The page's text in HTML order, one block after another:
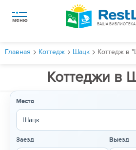
меню
ВАША БИБЛИОТЕКА
Главная Коттедж Шацк Коттедж в
Коттеджи в
Место
Заезд Выезд